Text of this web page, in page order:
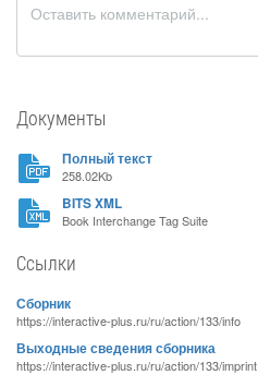
Документы
Полный текст
258.02Kb
BITS XML
Book Interchange Tag Suite
Ссылки
Сборник
https://interactive-plus.ru/ru/action/133/info
Выходные сведения сборника
https://interactive-plus.ru/ru/action/133/imprint